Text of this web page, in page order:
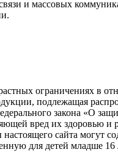
и массовых
ограничениях в
подлежащая
закона «О
вред их здоровью и
сайта могут
для детей младше 16